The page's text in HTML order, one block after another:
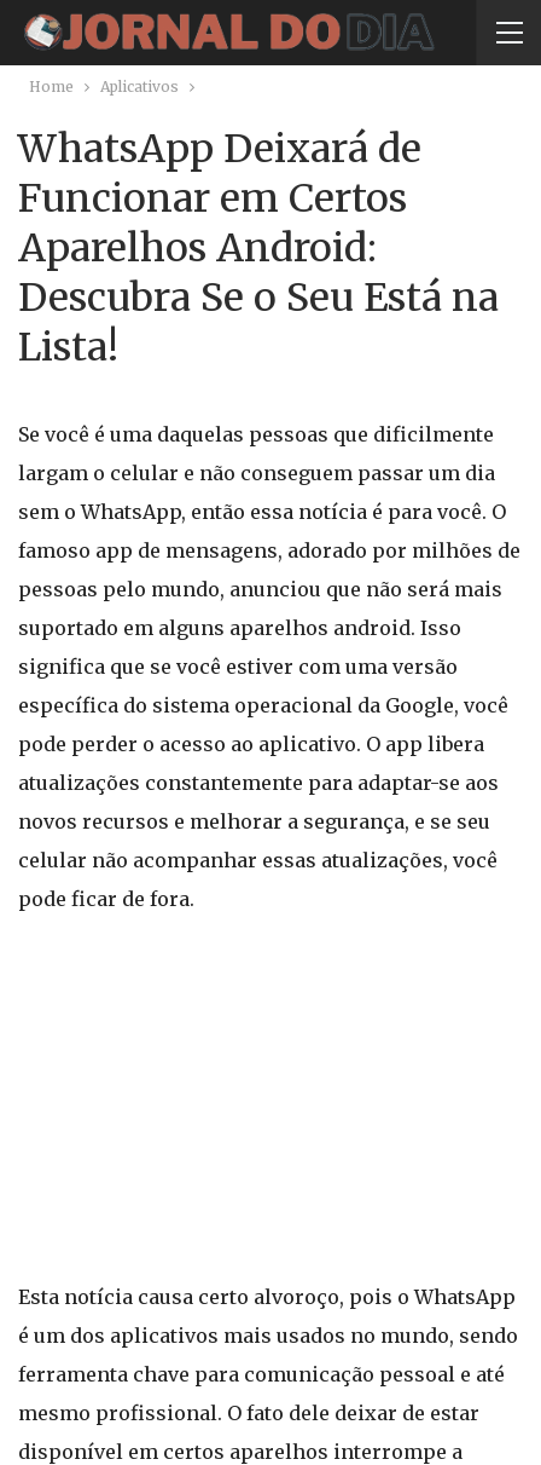
Home Aplicativos
WhatsApp Deixará de
Funcionar em Certos
Aparelhos Android:
Descubra Se o Seu Está na
Lista!
Se você é uma daquelas pessoas que dificilmente
largam o celular e não conseguem passar um dia
sem o WhatsApp, então essa notícia é para você. O
famoso app de mensagens, adorado por milhões de
pessoas pelo mundo, anunciou que não será mais
suportado em alguns aparelhos android. Isso
significa que se você estiver com uma versão
específica do sistema operacional da Google, você
pode perder o acesso ao aplicativo. O app libera
atualizações constantemente para adaptar-se aos
novos recursos e melhorar a segurança, e se seu
celular não acompanhar essas atualizações, você
pode ficar de fora.
Esta notícia causa certo alvoroço, pois o WhatsApp
é um dos aplicativos mais usados no mundo, sendo
ferramenta chave para comunicação pessoal e até
mesmo profissional. O fato dele deixar de estar
disponível em certos aparelhos interrompe a